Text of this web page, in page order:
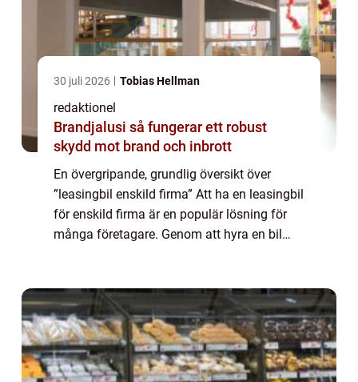
30 juli 2026 Tobias Hellman
redaktionel
Brandjalusi så fungerar ett robust
skydd mot brand och inbrott
En övergripande, grundlig översikt över
”leasingbil enskild firma” Att ha en leasingbil
för enskild firma är en populär lösning för
många företagare. Genom att hyra en bil